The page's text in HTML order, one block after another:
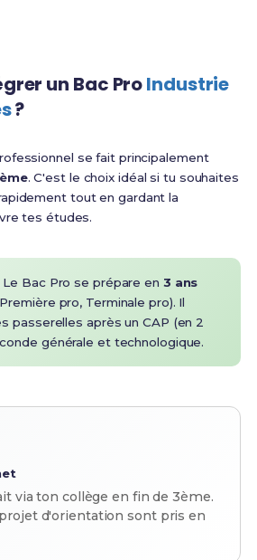
un Bac ProIndustrie
?
se fait principalement
. C'est le choix idéal si tu souhaites
tout en gardant la
tes études.
Le Bac Pro se prépare en 3 ans
pro, Terminale pro). Il
passerelles après un CAP (en 2
générale et technologique.
via ton collège en fin de 3ème.
d'orientation sont pris en